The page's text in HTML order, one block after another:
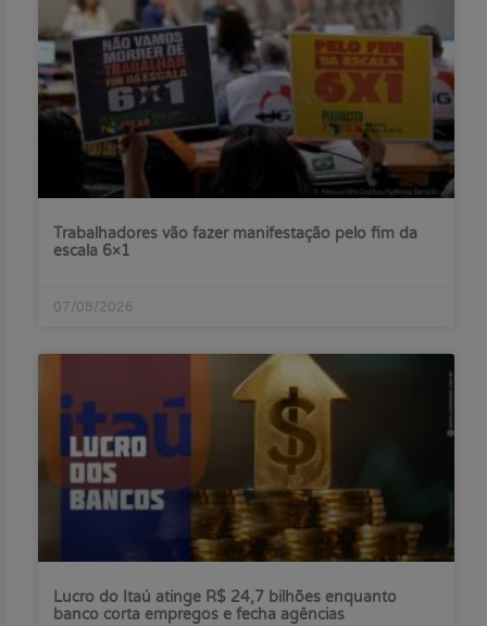
Trabalhadores vão fazer manifestação pelo fim da
escala 6×1
07/08/2026
Lucro do Itaú atinge R$ 24,7 bilhões enquanto
banco corta empregos e fecha agências